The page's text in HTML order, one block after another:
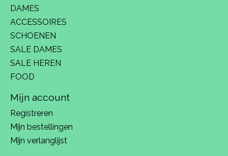
DAMES
ACCESSOIRES
SCHOENEN
SALE DAMES
SALE HEREN
FOOD
Mijn account
Registreren
Mijn bestellingen
Mijn verlanglijst